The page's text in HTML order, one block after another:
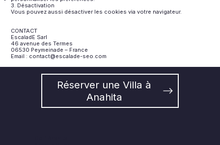
3. Désactivation
Vous pouvez aussi désactiver les cookies via votre navigateur.
CONTACT
EscaladE Sarl
46 avenue des Termes
06530 Peymeinade – France
Email : contact@escalade-seo.com
Réserver une Villa à
Anahita